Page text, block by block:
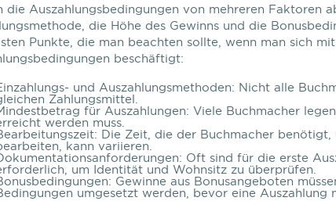
die Auszahlungsbedingungen von mehreren Faktoren
die Höhe des Gewinns und die
Punkte, die man beachten sollte, wenn man sich
beschäftigt:
und Auszahlungsmethoden: Nicht alle
Zahlungsmittel.
für Auszahlungen: Viele Buchmacher
werden muss.
Die Zeit, die der Buchmacher benötigt,
kann variieren.
Oft sind für die erste
um Identität und Wohnsitz zu überprüfen.
Gewinne aus Bonusangeboten
umgesetzt werden, bevor eine Auszahlung